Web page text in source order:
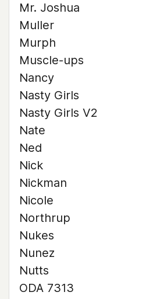
Mr. Joshua
Muller
Murph
Muscle-ups
Nancy
Nasty Girls
Nasty Girls V2
Nate
Ned
Nick
Nickman
Nicole
Northrup
Nukes
Nunez
Nutts
ODA 7313